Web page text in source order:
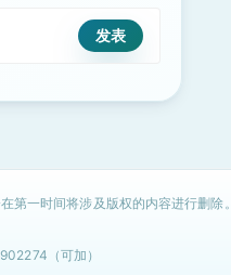
第一时间将涉及版权的内容进行删除。
（可加）